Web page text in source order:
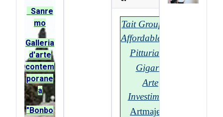
Sanre
mo
Galleria
d'arte
contem
porane
a
"Bonbo
Tait Group - T-
Affordable.com
Pitturiamo
Gigarte
Arte
Investimenti
Artmajeur